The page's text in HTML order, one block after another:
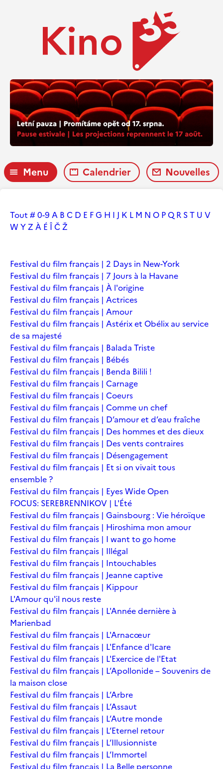
Menu Calendrier Nouvelles
Tout # 0-9 A B C D E FG H I J K L M N O PQ R ST U V
W YZ À É ÎČŽ
Festival du film français | 2 Days in New-York
Festival du film français | 7 Jours à la Havane
Festival du film français | À l'origine
Festival du film français | Actrices
Festival du film français | Amour
Festival du film français | Astérix et Obélix au service
de sa majesté
Festival du film français | Balada Triste
Festival du film français | Bébés
Festival du film français | Benda Bilili !
Festival du film français | Carnage
Festival du film français | Coeurs
Festival du film français | Comme un chef
Festival du film français | D’amour et d’eau fraîche
Festival du film français | Des hommes et des dieux
Festival du film français | Des vents contraires
Festival du film français | Désengagement
Festival du film français | Et si on vivait tous
ensemble ?
Festival du film français | Eyes Wide Open
FOCUS: SEREBRENNIKOV | L'Été
Festival du film français | Gainsbourg : Vie héroïque
Festival du film français | Hiroshima mon amour
Festival du film français | I want to go home
Festival du film français | Illégal
Festival du film français | Intouchables
Festival du film français | Jeanne captive
Festival du film français | Kippour
L'Amour qu'il nous reste
Festival du film français | L'Année dernière à
Marienbad
Festival du film français | L'Arnacœur
Festival du film français | L'Enfance d'Icare
Festival du film français | L'Exercice de l'Etat
Festival du film français | L’Apollonide – Souvenirs de
la maison close
Festival du film français | L’Arbre
Festival du film français | L’Assaut
Festival du film français | L’Autre monde
Festival du film français | L’Eternel retour
Festival du film français | L’Illusionniste
Festival du film français | L’Immortel
Festival du film français | La Belle personne